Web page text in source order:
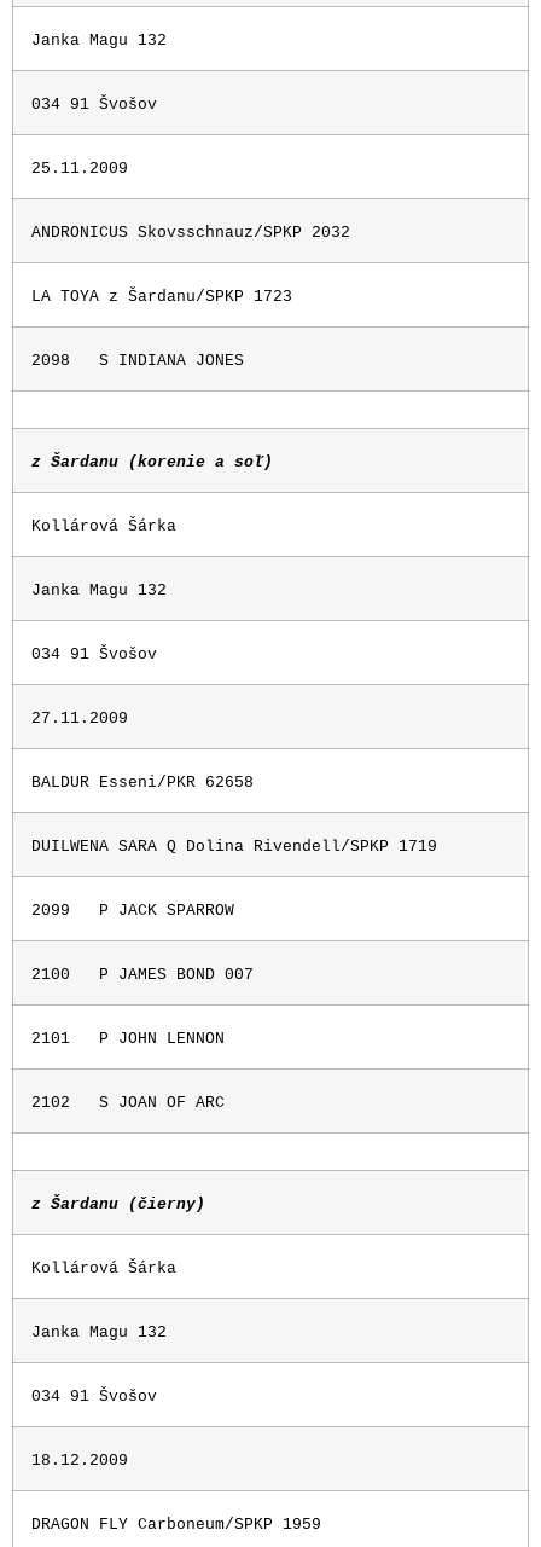
Janka Magu 132
034 91 Švošov
25.11.2009
ANDRONICUS Skovsschnauz/SPKP 2032
LA TOYA z Šardanu/SPKP 1723
2098 S INDIANA JONES
z Šardanu (korenie a soľ)
Kollárová Šárka
Janka Magu 132
034 91 Švošov
27.11.2009
BALDUR Esseni/PKR 62658
DUILWENA SARA Q Dolina Rivendell/SPKP 1719
2099 P JACK SPARROW
2100 P JAMES BOND 007
2101 P JOHN LENNON
2102 S JOAN OF ARC
z Šardanu (čierny)
Kollárová Šárka
Janka Magu 132
034 91 Švošov
18.12.2009
DRAGON FLY Carboneum/SPKP 1959